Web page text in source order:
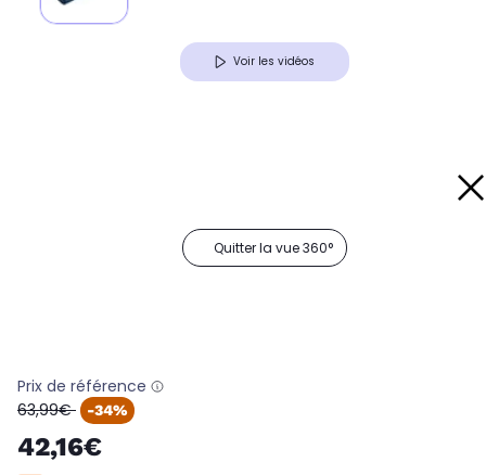
Voir les vidéos
Quitter la vue 360°
Prix de référence
oldPrice
63,99€ -34%
42,16€